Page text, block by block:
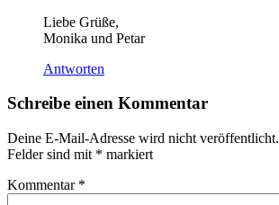
Liebe Grüße,
Monika und Petar
Antworten
Schreibe einen Kommentar
Deine E-Mail-Adresse wird nicht veröffentlicht.
Felder sind mit * markiert
Kommentar *